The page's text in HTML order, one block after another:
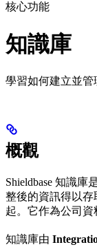
核心功能
知識庫
學習如何建立並
概觀
Shieldbase 知識
整後的資訊得以
起。它作為公司資
知識庫由